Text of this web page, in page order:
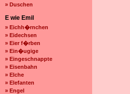
» Duschen
E wie Emil
» Eichh�rnchen
» Eidechsen
» Eier f�rben
» Ein�ugige
» Eingeschnappte
» Eisenbahn
» Elche
» Elefanten
» Engel